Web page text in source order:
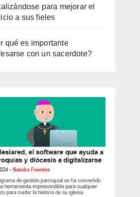
para mejorar el
a sus fieles
qué es importante
con un sacerdote?